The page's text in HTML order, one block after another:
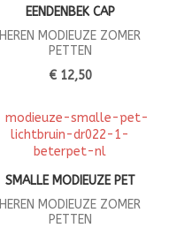
EENDENBEK CAP
HEREN MODIEUZE ZOMER
PETTEN
€ 12,50
SMALLE MODIEUZE PET
HEREN MODIEUZE ZOMER
PETTEN